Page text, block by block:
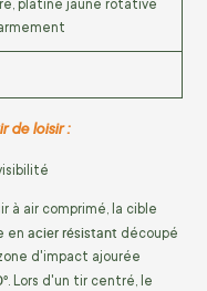
platine jaune rotative
de loisir :
à air comprimé, la cible
en acier résistant découpé
d'impact ajourée
. Lors d'un tir centré, le